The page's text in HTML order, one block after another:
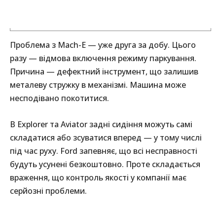
Проблема з Mach-E — уже друга за добу. Цього
разу — відмова включення режиму паркування.
Причина — дефектний інструмент, що залишив
металеву стружку в механізмі. Машина може
несподівано покотитися.
В Explorer та Aviator задні сидіння можуть самі
складатися або зсуватися вперед — у тому числі
під час руху. Ford запевняє, що всі несправності
будуть усунені безкоштовно. Проте складається
враження, що контроль якості у компанії має
серйозні проблеми.